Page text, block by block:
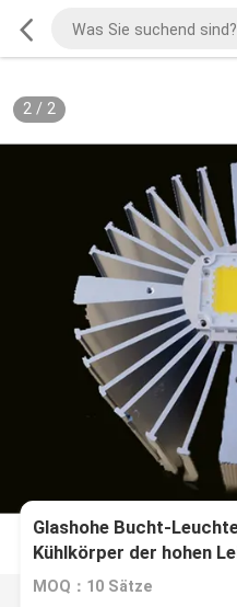
2/ 2
Glashohe Bucht-
Kühlkörper der hohen
MOQ：10 Sätze